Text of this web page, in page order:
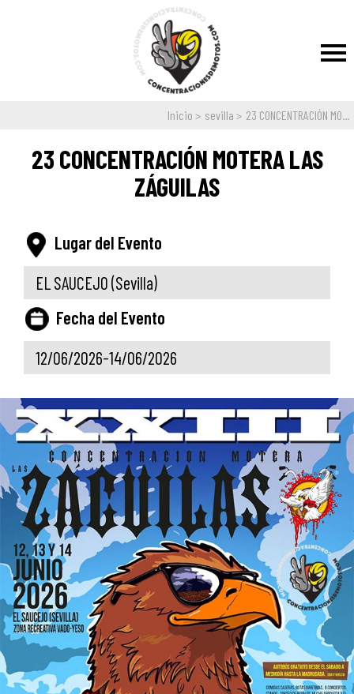
Inicio sevilla 23 CONCENTRACIÓN MO...
23 CONCENTRACIÓN MOTERA LAS
ZÁGUILAS
Lugar del Evento
EL SAUCEJO(Sevilla)
Fecha del Evento
12/06/2026-14/06/2026